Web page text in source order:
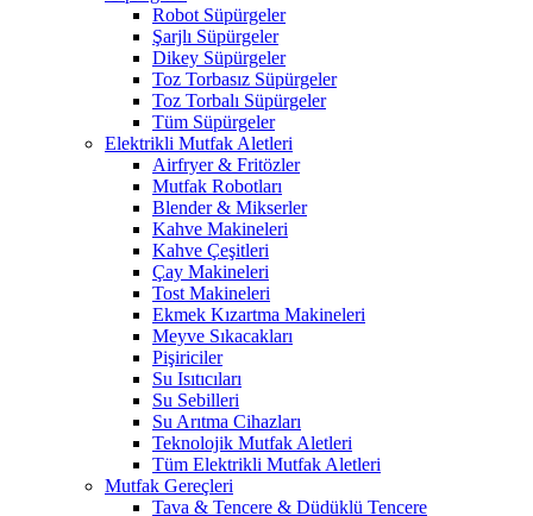
Robot Süpürgeler
Şarjlı Süpürgeler
Dikey Süpürgeler
Toz Torbasız Süpürgeler
Toz Torbalı Süpürgeler
Tüm Süpürgeler
Elektrikli Mutfak Aletleri
Airfryer & Fritözler
Mutfak Robotları
Blender & Mikserler
Kahve Makineleri
Kahve Çeşitleri
Çay Makineleri
Tost Makineleri
Ekmek Kızartma Makineleri
Meyve Sıkacakları
Pişiriciler
Su Isıtıcıları
Su Sebilleri
Su Arıtma Cihazları
Teknolojik Mutfak Aletleri
Tüm Elektrikli Mutfak Aletleri
Mutfak Gereçleri
Tava & Tencere & Düdüklü Tencere